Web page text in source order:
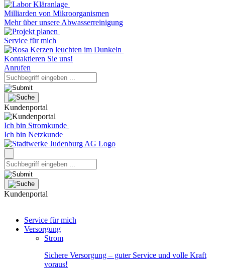
Milliarden von Mikroorganismen
Mehr über unsere Abwasserreinigung
Service für mich
Kontaktieren Sie uns!
Anrufen
Kundenportal
Ich bin Stromkunde
Ich bin Netzkunde
Kundenportal
Service für mich
Versorgung
Strom
Sichere Versorgung – guter Service und volle Kraft
voraus!